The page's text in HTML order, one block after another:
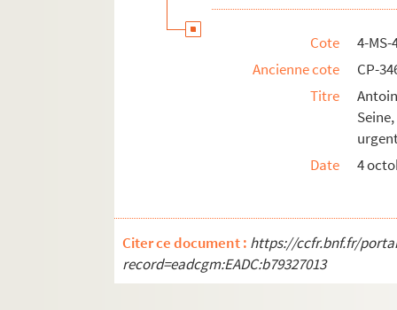
Cote
4-MS-
Ancienne cote
CP-
Titre
Date
4
Citer ce document : https://ccfr.bnf.fr/
record=eadcgm:EADC:b79327013